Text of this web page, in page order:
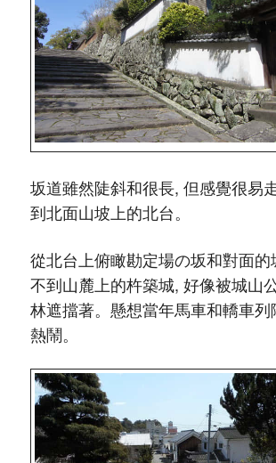
坂道雖然陡斜和很長, 但感覺很易
到北面山坡上的北台。
從北台上俯瞰勘定場の坂和對面
不到山麓上的杵築城, 好像被城山
林遮擋著。懸想當年馬車和轎車
熱鬧。